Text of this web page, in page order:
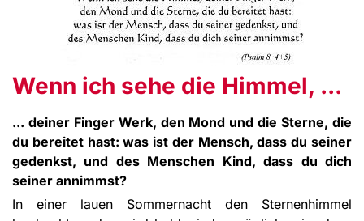
Wenn ich sehe die Himmel, ...
... deiner Finger Werk, den Mond und die Sterne, die
du bereitet hast: was ist der Mensch, dass du seiner
gedenkst, und des Menschen Kind, dass du dich
seiner annimmst?
In einer lauen Sommernacht den Sternenhimmel